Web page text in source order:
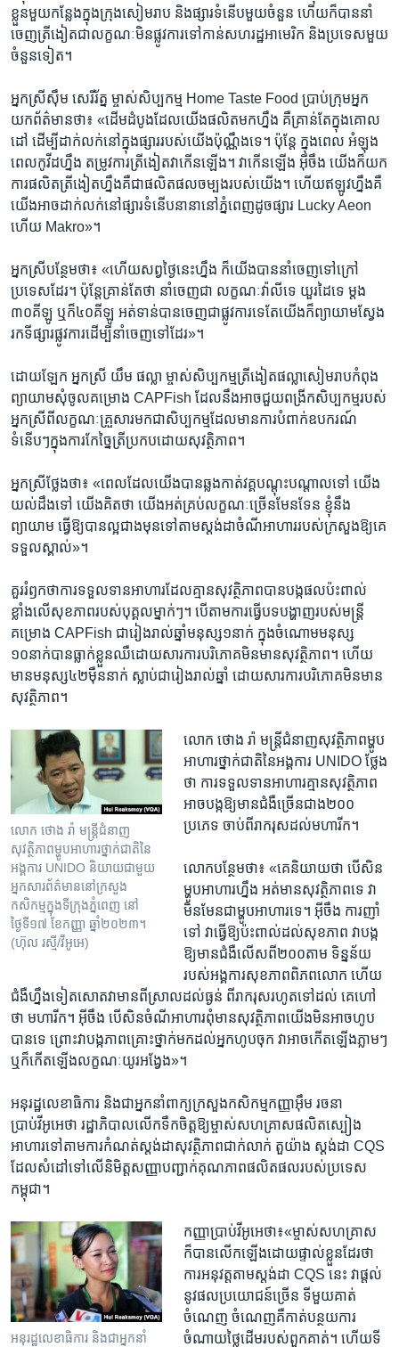
ខ្លួន​មួយ​កន្លែងក្នុង​ក្រុងសៀមរាប​ និងផ្សារ​ទំនើប​មួយចំនួន​ ហើយក៏បាននាំ
ចេញ​ត្រី​ងៀត​ជាលក្ខណៈ​មិនផ្លូវ​ការ​ទៅកាន់​សហរដ្ឋអាមេរិក​ និងប្រទេស​មួយ
ចំនួន​ទៀត​។
អ្នកស្រីស៊ឹម សេរីរ័ត្ន ម្ចាស់​សិប្ប​កម្ម​ Home Taste Food ​ប្រាប់​ក្រុម​អ្នក​
យកព័ត៌មាន​ថា៖​ «ដើម​ដំបូង​ដែល​យើង​ផលិត​មក​ហ្នឹង​ គឺ​គ្រាន់​តែ​ក្នុង​គោល​
ដៅ​ ដើម្បីដាក់​លក់​នៅ​ក្នុង​ផ្សារ​របស់​យើង​ប៉ុណ្ណឹង​ទេ​។ ប៉ុន្តែ​ ក្នុងពេល​ អំឡុង​
ពេល​កូវីដ​ហ្នឹង​ តម្រូវ​ការ​ត្រី​ងៀត​វា​កើន​ឡើង។ វា​កើន​ឡើង​ អ៊ីចឹង​ យើង​ក៏យក​
ការផលិត​ត្រី​ងៀត​ហ្នឹង​គឺជា​ផលិតផលចម្បងរបស់​យើង​។ ហើយឥឡូវ​ហ្នឹង​គឺ​
យើង​អាច​ដាក់​លក់​នៅ​ផ្សារ​ទំនើប​នានា​នៅភ្នំពេញដូច​ផ្សារ​ Lucky​ Aeon
ហើយ​ Makro​»។
អ្នកស្រី​បន្ថែមថា៖ «​ហើយ​សព្វថ្ងៃនេះ​ហ្នឹង​ ក៏យើង​បាន​នាំ​ចេញ​ទៅក្រៅ​
ប្រទេស​ដែរ​។​ ប៉ុន្តែ​គ្រាន់​តែ​ថា​ នាំចេញ​ជា​ លក្ខណៈ​វ៉ាលី​ទេ យួរដៃ​ទេ ម្តង​
៣០គីឡូ ឬក៏៤០គីឡូ​ អត់​ទាន់​បាន​ចេញ​ជា​ផ្លូវ​ការ​ទេ​តែ​យើង​ក៏ព្យាយាម​ស្វែង​
រក​ទីផ្សារ​ផ្លូវ​ការ​ដើម្បី​នាំ​ចេញ​ទៅ​ដែរ»។ ​
ដោយឡែក​ អ្នកស្រី​ យឹម ផល្លា ​ម្ចាស់សិប្បកម្ម​ត្រីងៀត​ផល្លា​សៀមរាប​កំពុង​
ព្យាយាម​សុំចូល​គម្រោង ​CAPFish ដែលនឹង​អាច​ជួយពង្រីក​សិប្បកម្មរបស់​
អ្នក​ស្រី​ពី​លក្ខ​ណៈ​គ្រួសារ​មកជា​សិប្បកម្ម​ដែល​មាន​ការ​បំពាក់​ឧបករណ៍​
ទំនើបៗ​ក្នុងការ​កែ​ច្នៃ​ត្រីប្រកប​ដោយ​សុវត្ថិភាព។
អ្នក​ស្រីថ្លែងថា​៖ «ពេល​ដែល​យើង​បាន​ឆ្លង​កាត់​វគ្គបណ្តុះបណ្តាល​ទៅ​ យើង​
យល់​ដឹង​ទៅ​ យើង​គិត​ថា​ យើង​អត់​គ្រប់​លក្ខណៈ​ច្រើន​មែន​ទែន​ ខ្ញុំនឹង​
ព្យាយាម​ ធ្វើ​ឱ្យ​បាន​ល្អ​ជាង​មុន​ទៅតាម​ស្តង់​ដា​ចំណីអាហារ​របស់​ក្រសួងឱ្យ​គេ​
ទទួល​ស្គាល់​»។
គួរ​រំឭកថា​ការទទួលទាន​អាហារ​ដែលគ្មាន​សុវត្ថិភាព​បានបង្ក​ផលប៉ះពាល់​
ខ្លាំង​លើ​សុខភាព​របស់​បុគ្គលម្នាក់ៗ។ បើតាម​ការធ្វើបទ​បង្ហាញ​របស់​មន្ត្រី​
គម្រោង CAPFish ជា​រៀង​រាល់​ឆ្នាំមនុស្ស​១នាក់​ ក្នុងចំណោម​មនុស្ស​
១០នាក់បាន​ធ្លាក់​ខ្លួនឈឺ​ដោយ​សារ​ការបរិភោគ​មិនមាន​សុវត្ថិភាព។ ហើយ
មាន​មនុស្ស​៤២ម៉ឺន​នាក់​ ស្លាប់​ជា​រៀង​រាល់​ឆ្នាំ​ ដោយ​សារ​ការបរិភោគ​មិនមាន​
សុវត្ថិភាព។
លោក ថោង រ៉ា មន្ត្រី​ជំនាញ​
សុវត្ថិភាព​ម្ហូប​អាហារ​ថ្នាក់​ជាតិ​នៃ​
អង្គការ UNIDO និយាយ​ជាមួយ​
អ្នកសារព័ត៌មាន​នៅ​ក្រសួង​
កសិកម្ម​ក្នុង​ទីក្រុង​ភ្នំពេញ នៅ​
ថ្ងៃទី១៧ ខែកញ្ញា ឆ្នាំ២០២៣។
(ហ៊ុល រស្មី/វីអូអេ)
លោក ​ថោង រ៉ា មន្ត្រី​ជំនាញ​សុវត្ថិភាព​ម្ហូប​
អាហារ​ថ្នាក់​ជាតិ​នៃអង្គការ UNIDO​ ​ថ្លែង​
ថា ការ​ទទួល​ទាន​អាហារ​គ្មាន​សុវត្ថិភាព​
អាចបង្ក​ឱ្យមាន​ជំងឺ​ច្រើន​ជាង​២០០​
ប្រភេទ​ ចាប់​ពីរាករុស​ដល់​មហារីក​។
លោកបន្ថែមថា​៖​ «គេនិយាយ​ថា បើសិន​
ម្ហូបអាហារ​ហ្នឹង​ អត់​មាន​សុវត្ថិភាព​ទេ​ វា
មិន​មែន​ជា​ម្ហូប​អា​ហារ​ទេ។ អ៊ីចឹង​ ការ​ញាំ​
ទៅ​ វា​ធ្វើ​ឱ្យ​ប៉ះពាល់​ដល់​សុខភាព វា​បង្ក​
ឱ្យ​មាន​ជំងឺ​លើស​ពី​២០០​តាម​ ទិន្នន័យ​
របស់​អង្គការ​សុខភាព​ពិភពលោក​ ហើយ​
ជំងឺ​ហ្នឹង​ទៀត​សោត​វាមាន​ពី​ស្រាល​ដល់​ធ្ងន់​ ពីរាករុស​រហូត​ទៅ​ដល់​ គេហៅ​
ថា​ មហារីក​។ អ៊ីចឹង​ បើសិន​ចំណី​អាហារ​ពុំមាន​សុវត្ថិភាព​យើង​មិន​អាច​ហូប​
បាន​ទេ​ ព្រោះ​វា​បង្ក​ភាព​គ្រោះ​ថ្នាក់​មក​ដល់​អ្នក​ហូប​ចុក​ វា​អាច​កើត​ឡើង​ភ្លាម​ៗ​
ឬក៏កើត​ឡើង​លក្ខណៈ​យូរអង្វែង»។
​អនុរដ្ឋលេខាធិការ​ និងជា​អ្នកនាំពាក្យ​ក្រសួងកសិកម្ម​កញ្ញាអ៊ឹម រចនា​
ប្រាប់វីអូអេថា​ រដ្ឋាភិបាល​លើកទឹកចិត្ត​ឱ្យម្ចាស់​សហគ្រាស​ផលិតស្បៀង​
អាហារ​ទៅតាម​ការ​កំណត់​ស្តង់​ដាសុវត្ថិភាព​ជាក់​លាក់​ តួយ៉ាង​ ស្តង់ដា CQS
ដែល​សំដៅទៅ​លើ​និមិត្ត​សញ្ញា​បញ្ជាក់​គុណភាព​ផលិត​ផលរបស់​ប្រទេស​
កម្ពុជា។
អនុ​រដ្ឋលេខាធិការ និង​ជា​អ្នកនាំ
កញ្ញាប្រាប់វីអូអេថា៖«ម្ចាស់​សហគ្រាស​
ក៏បាន​លើក​ឡើង​ដោយ​ផ្ទាល់​ខ្លួន​ដែរ​ថា​
ការ​អនុវត្ត​តាម​ស្តង់​ដា​ CQS នេះ​ វា​ផ្តល់​
នូវ​ផល​ប្រយោជន៍​ច្រើន​ ទីមួយ​គាត់​
ចំណេញ​ ចំណេញ​គឺ​កាត់​បន្ថយ​ការ​
ចំណាយ​ថ្លៃ​ដើម​របស់​ពួក​គាត់។ ហើយ​ទី​